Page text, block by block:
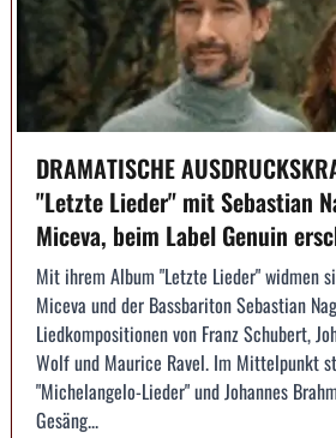
DRAMATISCHE
"Letzte Lieder" mit Sebastian
Miceva, beim Label Genuin
Mit ihrem Album "Letzte Lieder" widmen
Miceva und der Bassbariton Sebastian
Liedkompositionen von Franz Schubert,
Wolf und Maurice Ravel. Im Mittelpunkt
"Michelangelo-Lieder" und Johannes
Gesäng...